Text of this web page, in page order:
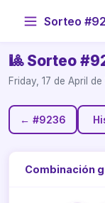
Sorteo
🎱 Sorteo
Friday, 17 de April
← #9236
Combinación